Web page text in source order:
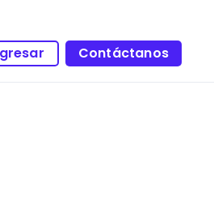
Contáctanos